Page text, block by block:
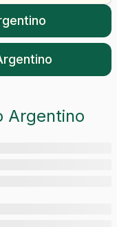
Argentino